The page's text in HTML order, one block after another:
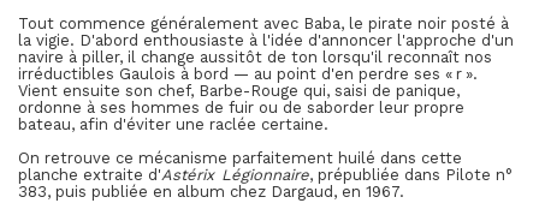
Tout commence généralement avec Baba, le pirate noir posté à
la vigie. D'abord enthousiaste à l'idée d'annoncer l'approche d'un
navire à piller, il change aussitôt de ton lorsqu'il reconnaît nos
irréductibles Gaulois à bord — au point d'en perdre ses « r ».
Vient ensuite son chef, Barbe-Rouge qui, saisi de panique,
ordonne à ses hommes de fuir ou de saborder leur propre
bateau, afin d'éviter une raclée certaine.
On retrouve ce mécanisme parfaitement huilé dans cette
planche extraite d'Astérix Légionnaire, prépubliée dans Pilote n°
383, puis publiée en album chez Dargaud, en 1967.